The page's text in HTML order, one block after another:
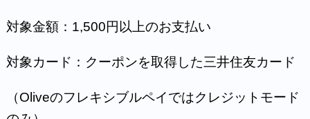
対象金額：1,500円以上のお支払い
対象カード：クーポンを取得した三井住友カード
（Oliveのフレキシブルペイではクレジットモード